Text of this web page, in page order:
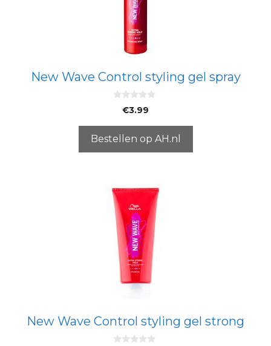
New Wave Control styling gel spray
5
€3.99
Bestellen op AH.nl
New Wave Control styling gel strong